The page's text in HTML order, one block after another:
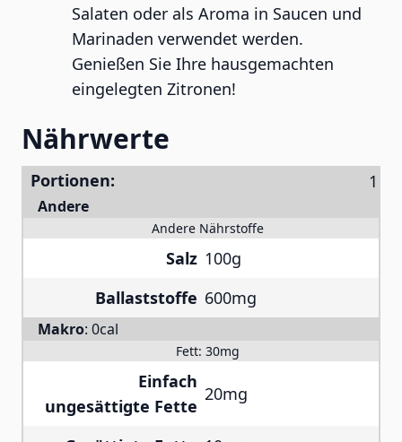
Salaten oder als Aroma in Saucen und
Marinaden verwendet werden.
Genießen Sie Ihre hausgemachten
eingelegten Zitronen!
Nährwerte
Portionen:
Andere
Andere Nährstoffe
Salz 100g
Ballaststoffe 600mg
Makro: 0cal
Fett: 30mg
Einfach
ungesättigte Fette
20mg